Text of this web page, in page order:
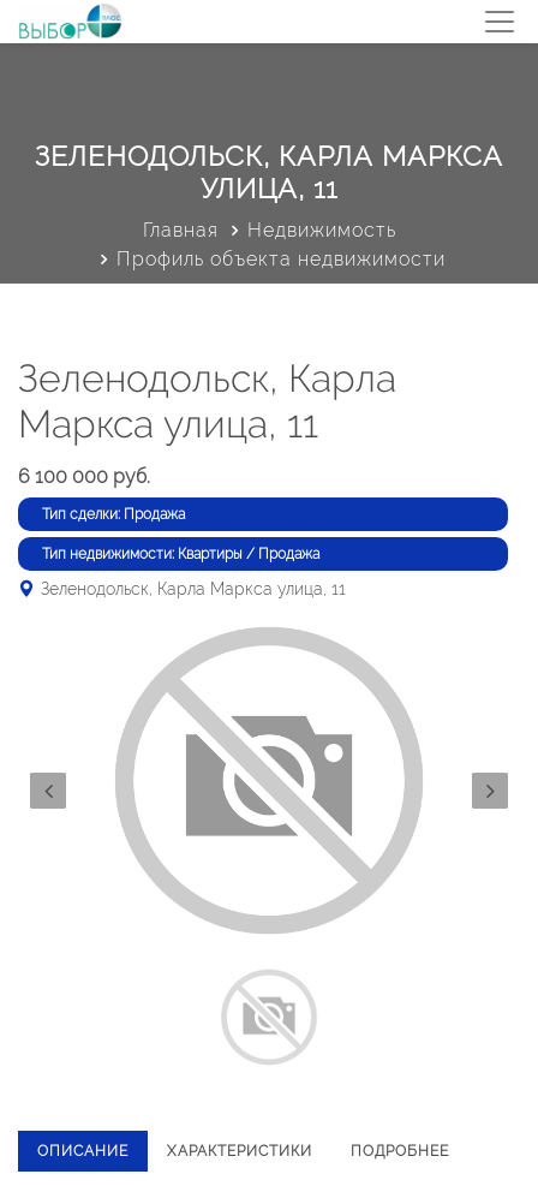
ЗЕЛЕНОДОЛЬСК, КАРЛА МАРКСА
УЛИЦА, 11
Главная
Недвижимость
Профиль объекта недвижимости
Зеленодольск, Карла
Маркса улица, 11
6 100 000 руб.
Тип сделки: Продажа
Тип недвижимости: Квартиры / Продажа
Зеленодольск, Карла Маркса улица, 11
ОПИСАНИЕ ХАРАКТЕРИСТИКИ ПОДРОБНЕЕ